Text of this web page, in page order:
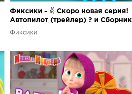
Фиксики - ✌ Скоро новая серия!
Автопилот (трейлер) ? и Сборник
лучших серий с фиксиками
Фиксики